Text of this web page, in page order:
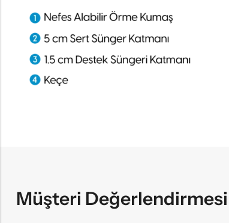
Müşteri Değerlendirmesi